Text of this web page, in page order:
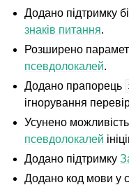
Додано підтримку
знаків питання.
Розширено
псевдолокалей.
Додано прапорець
ігнорування
Усунено
псевдолокалей
Додано підтримку
Додано код мови у